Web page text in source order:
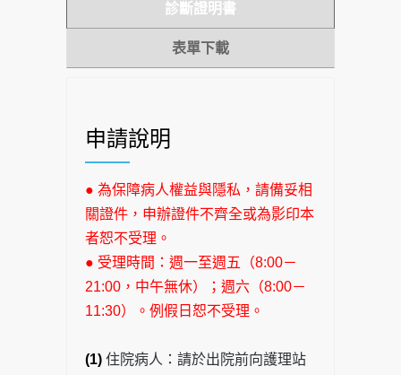
診斷證明書
表單下載
申請說明
● 為保障病人權益與隱私，請備妥相
關證件，申辦證件不齊全或為影印本
者恕不受理。
● 受理時間：週一至週五（8:00－
21:00，中午無休）；週六（8:00－
11:30）。例假日恕不受理 。
(1) 住院病人：請於出院前向護理站